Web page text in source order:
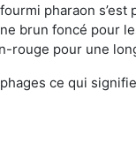
pharaon
brun foncé pour
rouge pour une
ce qui